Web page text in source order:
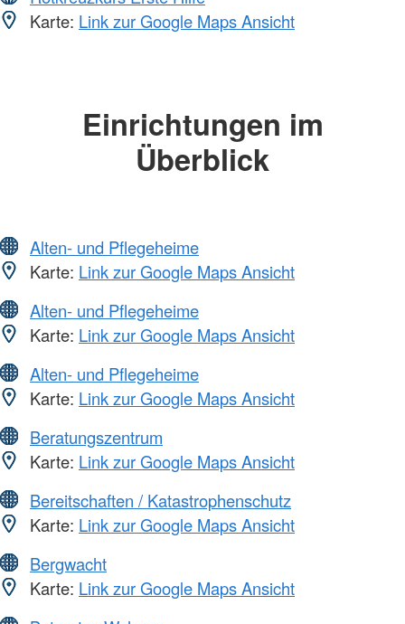
Karte: Link zur Google Maps Ansicht
Einrichtungen im
Überblick
Alten- und Pflegeheime
Karte: Link zur Google Maps Ansicht
Alten- und Pflegeheime
Karte: Link zur Google Maps Ansicht
Alten- und Pflegeheime
Karte: Link zur Google Maps Ansicht
Beratungszentrum
Karte: Link zur Google Maps Ansicht
Bereitschaften / Katastrophenschutz
Karte: Link zur Google Maps Ansicht
Bergwacht
Karte: Link zur Google Maps Ansicht